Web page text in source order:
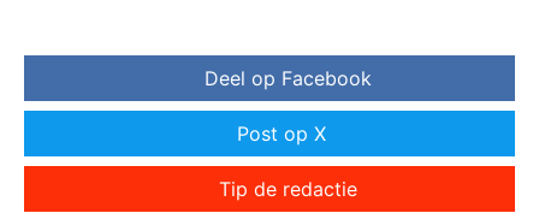
Deel op Facebook
Post op X
Tip de redactie